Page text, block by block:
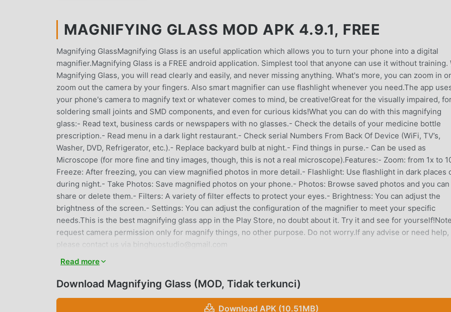
MAGNIFYING GLASS MOD APK 4.9.1, FREE
Magnifying GlassMagnifying Glass is an useful application which allows you to turn your phone into a digital
magnifier.Magnifying Glass is a FREE android application. Simplest tool that anyone can use it without training.
Magnifying Glass, you will read clearly and easily, and never missing anything. What's more, you can zoom in or
zoom out the camera by your fingers. Also smart magnifier can use flashlight whenever you need.The app
your phone's camera to magnify text or whatever comes to mind, be creative!Great for the visually impaired,
soldering small joints and SMD components, and even for curious kids!What you can do with this magnifying
glass:- Read text, business cards or newspapers with no glasses.- Check the details of your medicine bottle
prescription.- Read menu in a dark light restaurant.- Check serial Numbers From Back Of Device (WiFi, TV’s,
Washer, DVD, Refrigerator, etc.).- Replace backyard bulb at night.- Find things in purse.- Can be used as
Microscope (for more fine and tiny images, though, this is not a real microscope).Features:- Zoom: from 1x to
Freeze: After freezing, you can view magnified photos in more detail.- Flashlight: Use flashlight in dark places
during night.- Take Photos: Save magnified photos on your phone.- Photos: Browse saved photos and you can
share or delete them.- Filters: A variety of filter effects to protect your eyes.- Brightness: You can adjust the
brightness of the screen.- Settings: You can adjust the configuration of the magnifier to meet your specific
needs.This is the best magnifying glass app in the Play Store, no doubt about it. Try it and see for
request camera permission only for magnify things, no other purpose. Do not worry.If any advise or need help,
please contact us via binghuostudio@gmail.com
MAGNIFYING GLASSPENGANTAR
Magnifying Glass Sebagai aplikasi terkebal tools ,itu telah menarik banyak pengguna yang suka tools di seluruh
dunia. Jika Anda ingin mengunduh aplikasi ini, moddroid adalah pilihan terbaik Anda. moddroid tidak hanya
Read more
Download Magnifying Glass (MOD, Tidak terkunci)
Download APK (10.51MB)